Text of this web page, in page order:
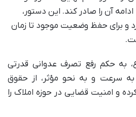
آن را صادر کند. این دستور،
و برای حفظ وضعیت موجود تا زمان
به حکم رفع تصرف عدوانی قدرتی
سرعت و به نحو مؤثر، از حقوق
و امنیت قضایی در حوزه املاک را